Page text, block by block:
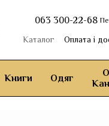
063 300-22-68
Каталог Оплата і
Книги Одяг